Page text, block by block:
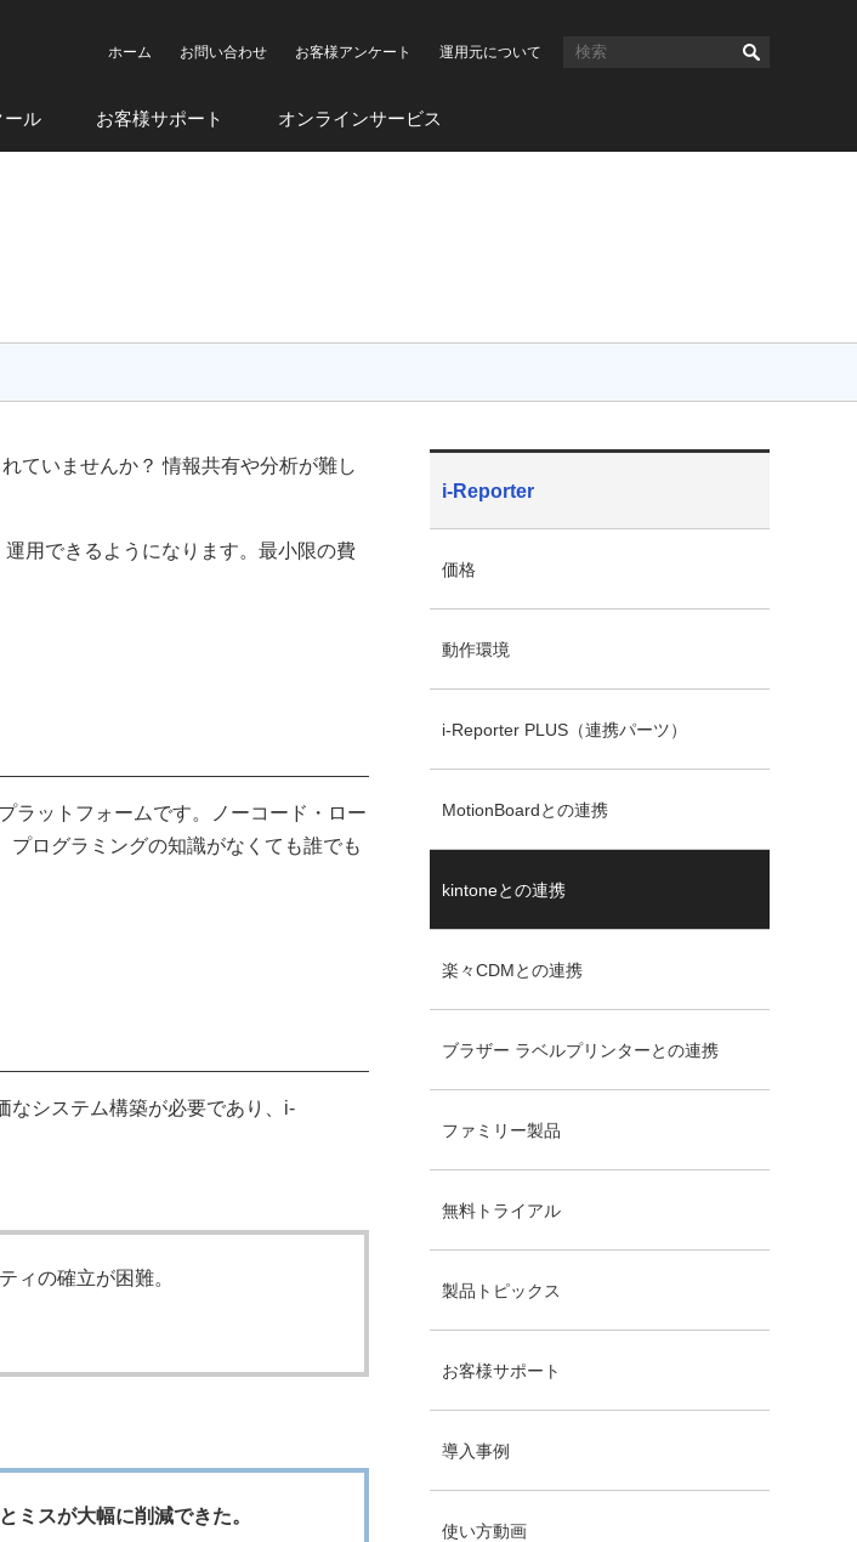
ホーム
お問い合わせ お客様アンケート 運用元について
ール お客様サポート オンラインサービス
ていませんか？ 情報共有や分析が難し
用できるようになります。最小限の費
ラットフォームです。ノーコード・ロー
ログラミングの知識がなくても誰でも
なシステム構築が必要であり、i-
ィの確立が困難。
ミスが大幅に削減できた。
i-Reporter
価格
動作環境
i-Reporter PLUS（連携パーツ）
MotionBoardとの連携
kintoneとの連携
楽々CDMとの連携
ブラザー ラベルプリンターとの連携
ファミリー製品
無料トライアル
製品トピックス
お客様サポート
導入事例
使い方動画